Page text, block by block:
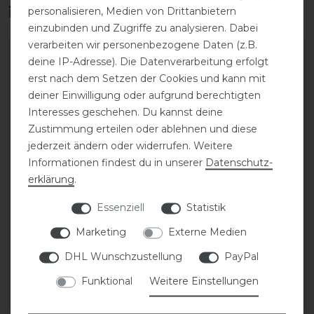
interessieren
Wave Contrast
Schabracke
Wave Contrast
Schabracke
ARTIKEL MERKEN
personalisieren, Medien von Drittanbietern
einzubinden und Zugriffe zu analysieren. Dabei
verarbeiten wir personenbezogene Daten (z.B.
deine IP-Adresse). Die Datenverarbeitung erfolgt
erst nach dem Setzen der Cookies und kann mit
deiner Einwilligung oder aufgrund berechtigten
Interesses geschehen. Du kannst deine
Zustimmung erteilen oder ablehnen und diese
jederzeit ändern oder widerrufen. Weitere
Informationen findest du in unserer Daten­schutz­
erklärung.
Essenziell
Statistik
Marketing
Externe Medien
DHL Wunschzustellung
PayPal
Funktional
Weitere Einstellungen